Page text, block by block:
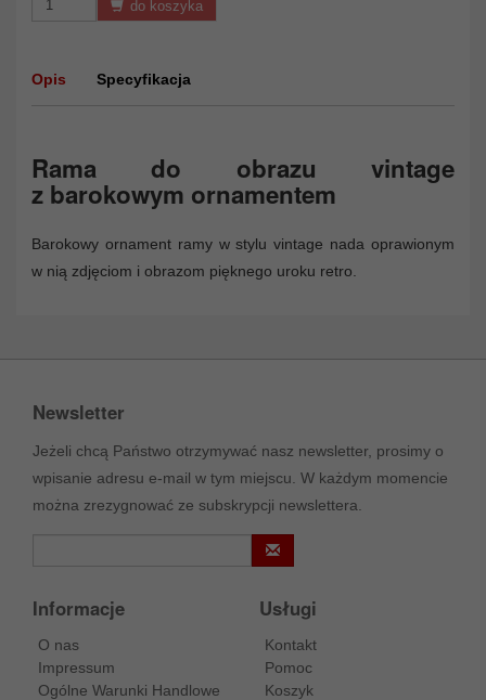
do koszyka
Opis Specyfikacja
Rama do obrazu vintage
z barokowym ornamentem
Barokowy ornament ramy w stylu vintage nada oprawionym
w nią zdjęciom i obrazom pięknego uroku retro.
Newsletter
Jeżeli chcą Państwo otrzymywać nasz newsletter, prosimy o
wpisanie adresu e-mail w tym miejscu. W każdym momencie
można zrezygnować ze subskrypcji newslettera.
Informacje
O nas
Impressum
Ogólne Warunki Handlowe
Usługi
Kontakt
Pomoc
Koszyk